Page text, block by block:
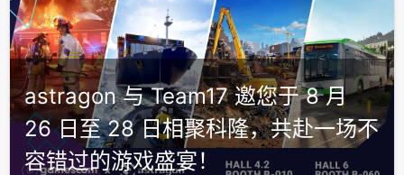
astragon 与 Team17 邀您于 8 月
26 日至 28 日相聚科隆，共赴一场不
容错过的游戏盛宴！